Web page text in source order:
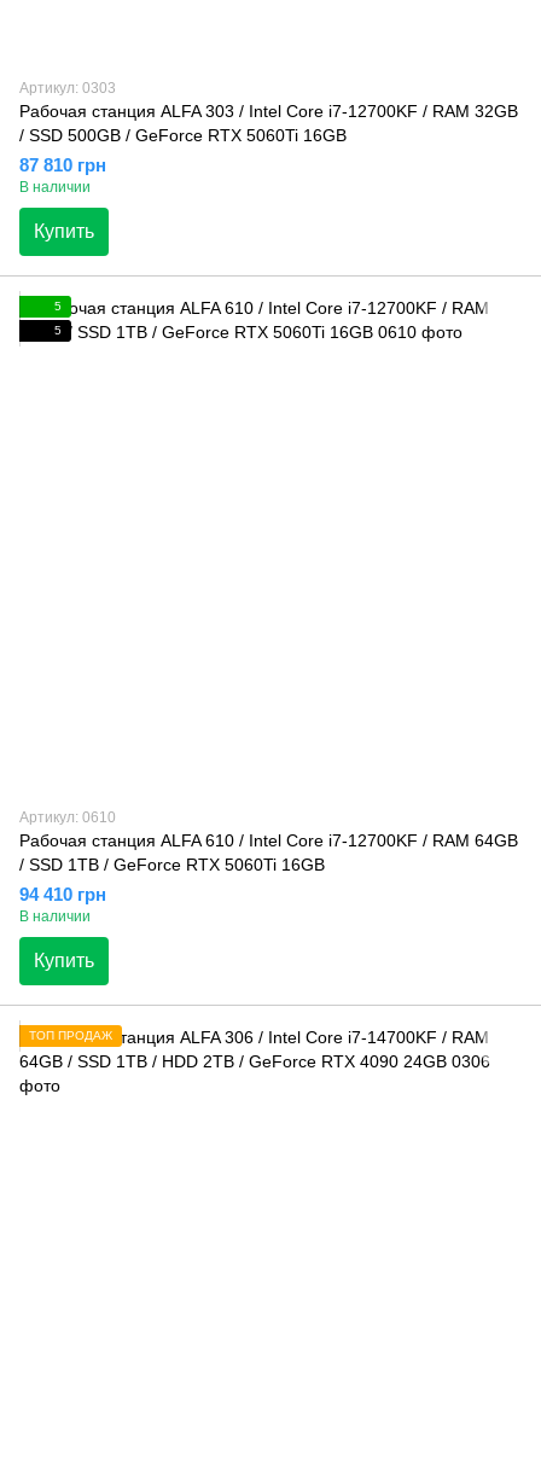
Артикул: 0303
Рабочая станция ALFA 303 / Intel Core i7-12700KF / RAM 32GB
/ SSD 500GB / GeForce RTX 5060Ti 16GB
87 810 грн
В наличии
Купить
5
5
Артикул: 0610
Рабочая станция ALFA 610 / Intel Core i7-12700KF / RAM 64GB
/ SSD 1TB / GeForce RTX 5060Ti 16GB
94 410 грн
В наличии
Купить
ТОП ПРОДАЖ